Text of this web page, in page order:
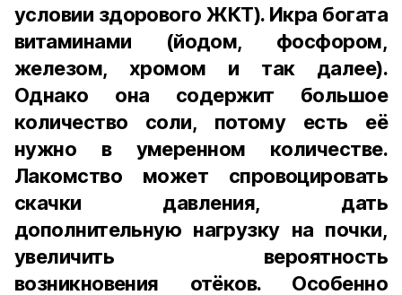
условии здорового ЖКТ). Икра богата
витаминами (йодом, фосфором,
железом, хромом и так далее).
Однако она содержит большое
количество соли, потому есть её
нужно в умеренном количестве.
Лакомство может спровоцировать
скачки давления, дать
дополнительную нагрузку на почки,
увеличить вероятность
возникновения отёков. Особенно